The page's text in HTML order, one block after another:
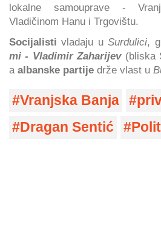
lokalne samouprave
-
Vladičinom Hanu i Trgovištu.
Socijalistivladaju uSurdulici,
mi - Vladimir Zaharijev(bliska
a albanske partije drže vlast u
Vranjska Banja
Dragan Sentić